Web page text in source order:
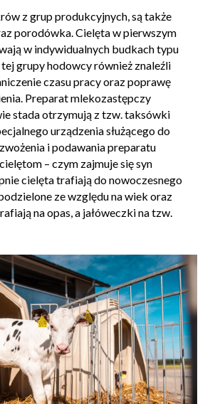
z grup produkcyjnych, są także
porodówka. Cielęta w pierwszym
w indywidualnych budkach typu
grupy hodowcy również znaleźli
czasu pracy oraz poprawę
Preparat mlekozastępczy
stada otrzymują z tzw. taksówki
urządzenia służącego do
i podawania preparatu
– czym zajmuje się syn
cielęta trafiają do nowoczesnego
ze względu na wiek oraz
na opas, a jałóweczki na tzw.